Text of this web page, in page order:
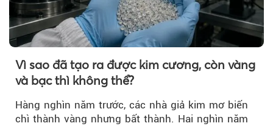
Vì sao đã tạo ra được kim cương, còn vàng
và bạc thì không thể?
Hàng nghìn năm trước, các nhà giả kim mơ biến
chì thành vàng nhưng bất thành. Hai nghìn năm